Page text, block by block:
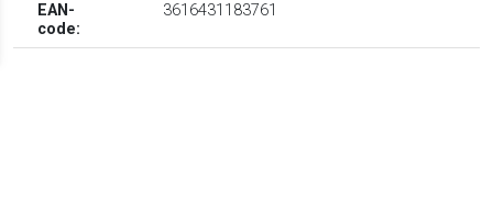
EAN-
code:
3616431183761